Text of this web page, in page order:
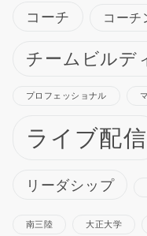
コーチ コーチ
チームビルデ
プロフェッショナル
ライブ配信
リーダシップ
南三陸 大正大学